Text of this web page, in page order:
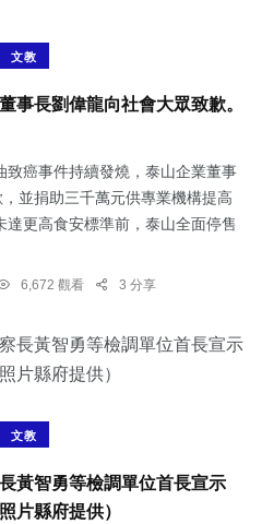
文教
事長劉偉龍向社會大眾致歉。
致癌事件持續發燒，泰山企業董事
並捐助三千萬元供專業機構提高
更高食安標準前，泰山全面停售
6,672 觀看 3 分享
文教
黃智勇等檢調單位首長宣示
片縣府提供）